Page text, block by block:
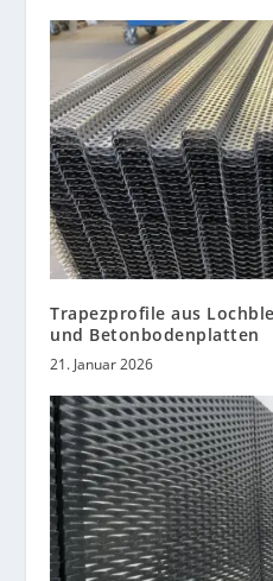
Trapezprofile aus
und Betonbodenplatten
21. Januar 2026